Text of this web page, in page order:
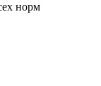
норм